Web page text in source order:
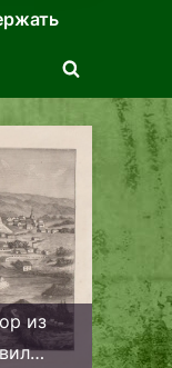
Toggle
search
form
из